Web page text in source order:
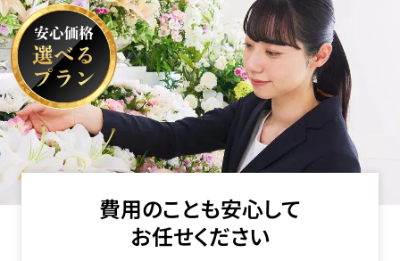
費用のことも安心して
お任せください